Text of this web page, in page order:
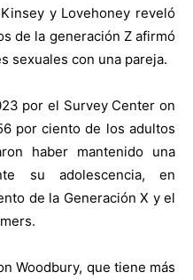
y Lovehoney reveló
de la generación Z afirmó
sexuales con una pareja.
por el Survey Center on
por ciento de los adultos
haber mantenido una
su adolescencia, en
de la Generación X y el
Woodbury, que tiene más